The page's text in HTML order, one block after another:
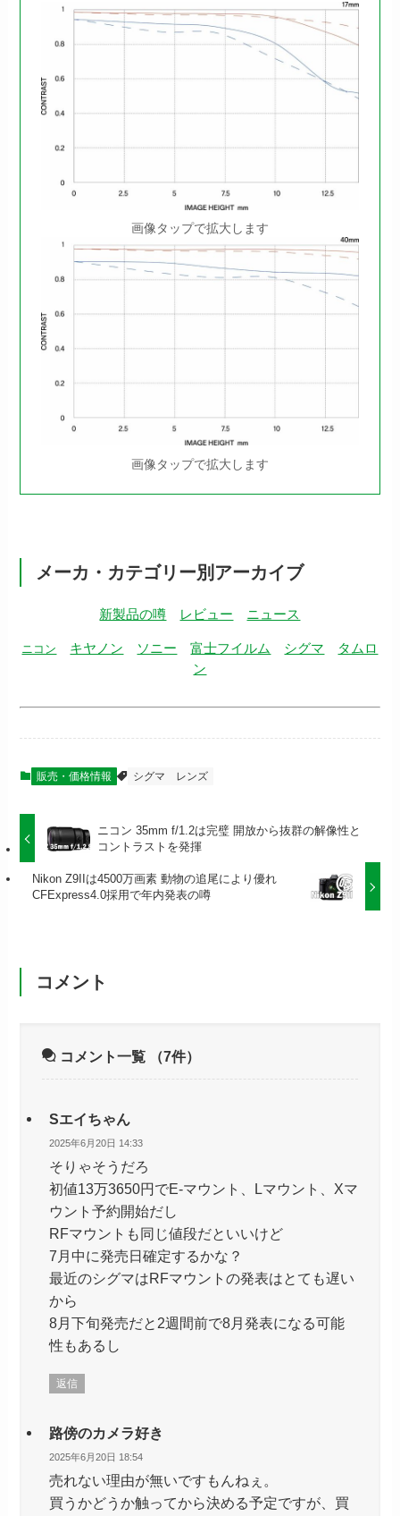
画像タップで拡大します
画像タップで拡大します
メーカ・カテゴリー別アーカイブ
新製品の噂 レビュー ニュース
ニコン キヤノン ソニー 富士フイルム シグマ
タムロ
ン
販売・価格情報 シグマ レンズ
ニコン 35mm f/1.2は完璧 開放から抜群の解像性と
コントラストを発揮
Nikon Z9IIは4500万画素 動物の追尾により優れ
CFExpress4.0採用で年内発表の噂
コメント
コメント一覧 （7件）
Sエイちゃん
2025年6月20日 14:33
そりゃそうだろ
初値13万3650円でE-マウント、Lマウント、Xマ
ウント予約開始だし
RFマウントも同じ値段だといいけど
7月中に発売日確定するかな？
最近のシグマはRFマウントの発表はとても遅い
から
8月下旬発売だと2週間前で8月発表になる可能
性もあるし
返信
路傍のカメラ好き
2025年6月20日 18:54
売れない理由が無いですもんねぇ。
買うかどうか触ってから決める予定ですが、買